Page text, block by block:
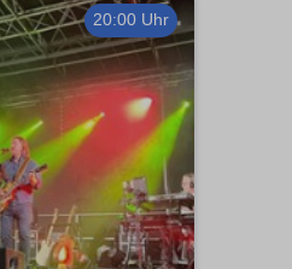
20:00 Uhr